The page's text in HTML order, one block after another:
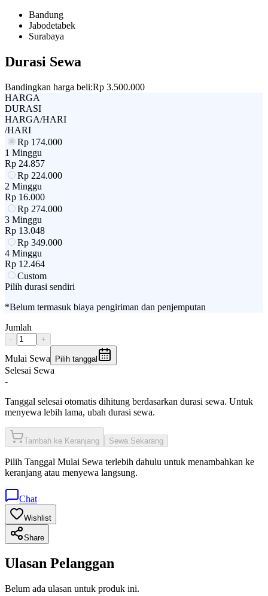
Bandung
Jabodetabek
Surabaya
Durasi Sewa
Bandingkan harga beli:Rp 3.500.000
HARGA
DURASI
HARGA/HARI
/HARI
Rp 174.000
1 Minggu
Rp 24.857
Rp 224.000
2 Minggu
Rp 16.000
Rp 274.000
3 Minggu
Rp 13.048
Rp 349.000
4 Minggu
Rp 12.464
Custom
Pilih durasi sendiri
*Belum termasuk biaya pengiriman dan penjemputan
Jumlah
- +
Mulai Sewa Pilih tanggal
Selesai Sewa
-
Tanggal selesai otomatis dihitung berdasarkan durasi sewa. Untuk
menyewa lebih lama, ubah durasi sewa.
Tambah ke Keranjang Sewa Sekarang
Pilih Tanggal Mulai Sewa terlebih dahulu untuk menambahkan ke
keranjang atau menyewa langsung.
Chat
Wishlist
Share
Ulasan Pelanggan
Belum ada ulasan untuk produk ini.